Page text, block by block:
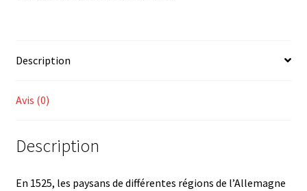
en
Description
Avis (0)
Description
En 1525, les paysans de différentes régions de l’Allemagne